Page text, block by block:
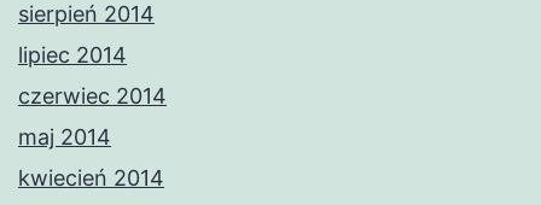
sierpień 2014
lipiec 2014
czerwiec 2014
maj 2014
kwiecień 2014